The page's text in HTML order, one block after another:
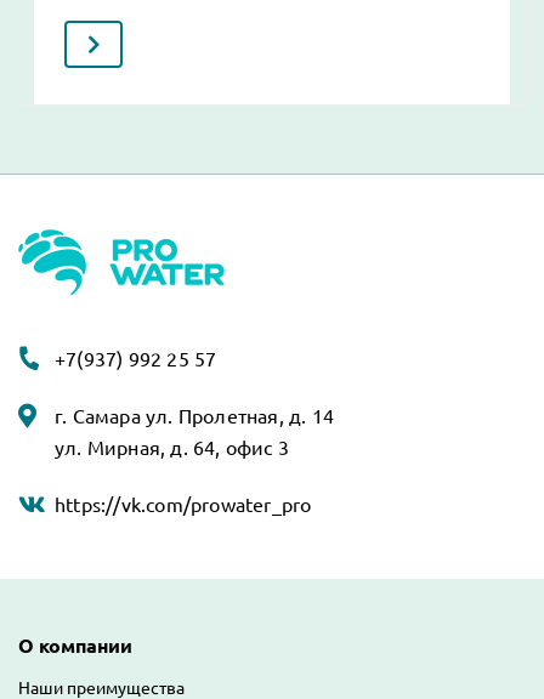
+7(937) 992 25 57
г. Самара ул. Пролетная, д. 14
ул. Мирная, д. 64, офис 3
https://vk.com/prowater_pro
Основная навигация
О компании
Наши преимущества